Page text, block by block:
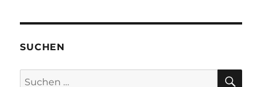
SUCHEN
Suchen